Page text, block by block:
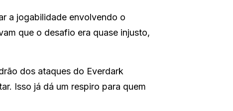
a jogabilidade envolvendo o
que o desafio era quase injusto,
dos ataques do Everdark
Isso já dá um respiro para quem